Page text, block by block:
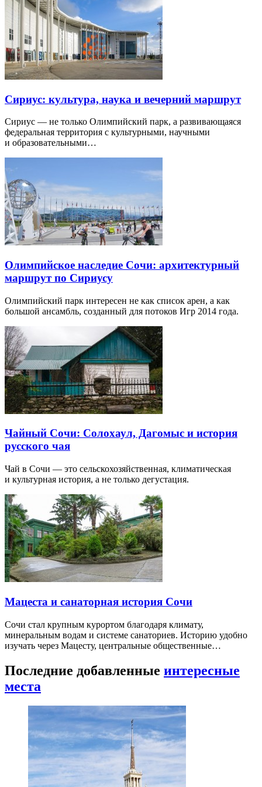
Сириус: культура, наука и вечерний маршрут
Сириус — не только Олимпийский парк, а развивающаяся
федеральная территория с культурными, научными
и образовательными…
Олимпийское наследие Сочи: архитектурный
маршрут по Сириусу
Олимпийский парк интересен не как список арен, а как
большой ансамбль, созданный для потоков Игр 2014 года.
Чайный Сочи: Солохаул, Дагомыс и история
русского чая
Чай в Сочи — это сельскохозяйственная, климатическая
и культурная история, а не только дегустация.
Мацеста и санаторная история Сочи
Сочи стал крупным курортом благодаря климату,
минеральным водам и системе санаториев. Историю удобно
изучать через Мацесту, центральные общественные…
Последние добавленные интересные
места